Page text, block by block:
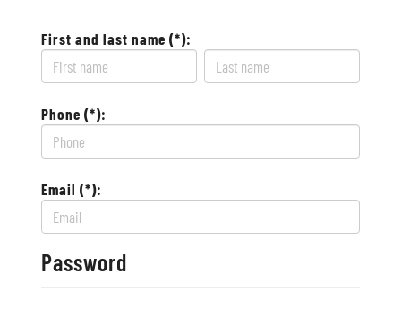
First and last name (*):
Phone (*):
Email (*):
Password